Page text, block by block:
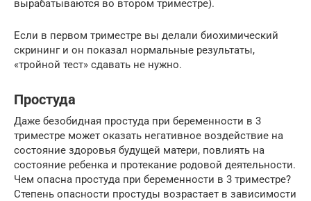
вырабатываются во втором триместре).
Если в первом триместре вы делали биохимический
скрининг и он показал нормальные результаты,
«тройной тест» сдавать не нужно.
Простуда
Даже безобидная простуда при беременности в 3
триместре может оказать негативное воздействие на
состояние здоровья будущей матери, повлиять на
состояние ребенка и протекание родовой деятельности.
Чем опасна простуда при беременности в 3 триместре?
Степень опасности простуды возрастает в зависимости